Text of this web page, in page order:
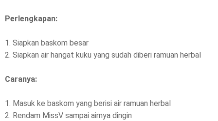
Perlengkapan:
1. Siapkan baskom besar
2. Siapkan air hangat kuku yang sudah diberi ramuan herbal
Caranya:
1. Masuk ke baskom yang berisi air ramuan herbal
2. Rendam MissV sampai airnya dingin